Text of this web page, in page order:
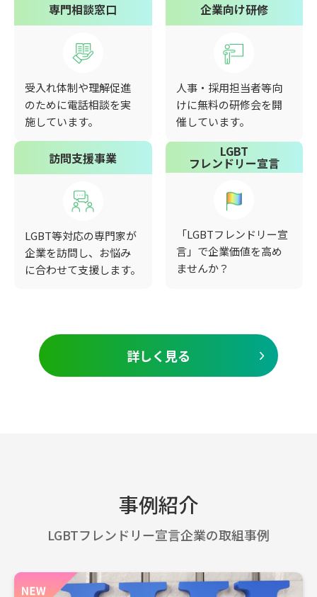
専門相談窓口
受入れ体制や理解促進
のために電話相談を実
施しています。
企業向け研修
人事・採用担当者等向
けに無料の研修会を開
催しています。
訪問支援事業
LGBT等対応の専門家が
企業を訪問し、お悩み
に合わせて支援します。
LGBT
フレンドリー宣言
「LGBTフレンドリー宣
言」で企業価値を高め
ませんか？
詳しく見る
事例紹介
LGBTフレンドリー宣言企業の取組事例